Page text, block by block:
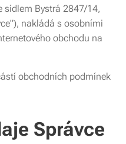
sídlem Bystrá 2847/14,
nakládá s osobními
obchodu na
obchodních podmínek
Správce